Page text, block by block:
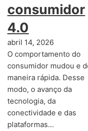
consumidor
4.0
abril 14, 2026
O comportamento do
consumidor mudou e
maneira rápida. Desse
modo, o avanço da
tecnologia, da
conectividade e das
plataformas…